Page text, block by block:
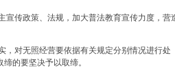
传政策、法规，加大普法教育宣传力度，营
对无照经营要依据有关规定分别情况进行处
理，该取缔的要坚决予以取缔。